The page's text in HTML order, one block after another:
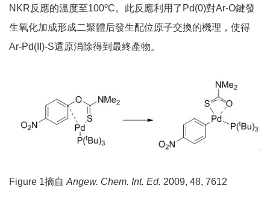
NKR反應的溫度至100oC。此反應利用了Pd(0)對Ar-O鍵發
生氧化加成形成二聚體后發生配位原子交換的機理，使得
Ar-Pd(II)-S還原消除得到最終產物。
Figure 1摘自 Angew. Chem. Int. Ed. 2009, 48, 7612